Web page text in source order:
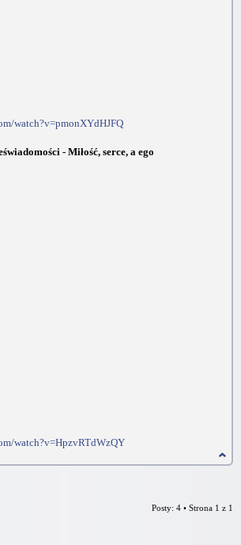
watch?v=pmonXYdHJFQ
- Miłość, serce, a ego
watch?v=HpzvRTdWzQY
Posty: 4 • Strona 1 z 1